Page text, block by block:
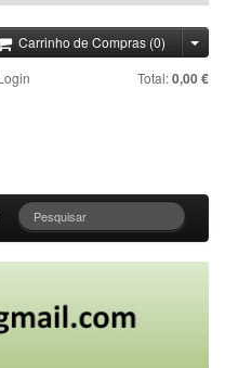
Carrinho de Compras (0)
Total:0,00 €